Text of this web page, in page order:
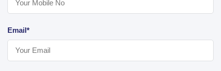
Email*